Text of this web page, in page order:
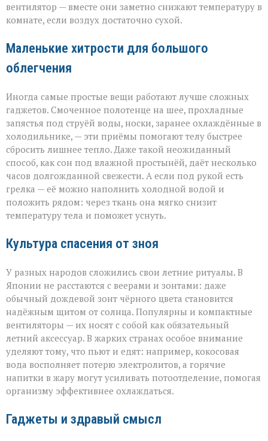
вентилятор — вместе они заметно снижают температуру в
комнате, если воздух достаточно сухой.
Маленькие хитрости для большого
облегчения
Иногда самые простые вещи работают лучше сложных
гаджетов. Смоченное полотенце на шее, прохладные
запястья под струёй воды, носки, заранее охлаждённые в
холодильнике, — эти приёмы помогают телу быстрее
сбросить лишнее тепло. Даже такой неожиданный
способ, как сон под влажной простынёй, даёт несколько
часов долгожданной свежести. А если под рукой есть
грелка — её можно наполнить холодной водой и
положить рядом: через ткань она мягко снизит
температуру тела и поможет уснуть.
Культура спасения от зноя
У разных народов сложились свои летние ритуалы. В
Японии не расстаются с веерами и зонтами: даже
обычный дождевой зонт чёрного цвета становится
надёжным щитом от солнца. Популярны и компактные
вентиляторы — их носят с собой как обязательный
летний аксессуар. В жарких странах особое внимание
уделяют тому, что пьют и едят: например, кокосовая
вода восполняет потерю электролитов, а горячие
напитки в жару могут усиливать потоотделение, помогая
организму эффективнее охлаждаться.
Гаджеты и здравый смысл